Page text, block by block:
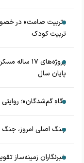
تربیت کودک
پایان سال
«گاهِ گم‌شدگان»؛
جنگ اصلی امروز، جنگ
خبرنگاران زمینه‌ساز